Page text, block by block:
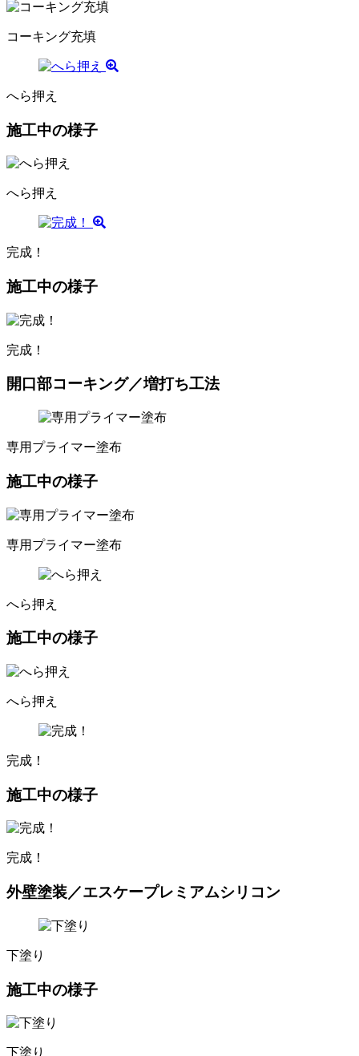
コーキング充填
へら押え
施工中の様子
へら押え
完成！
施工中の様子
完成！
開口部コーキング／増打ち工法
専用プライマー塗布
施工中の様子
専用プライマー塗布
へら押え
施工中の様子
へら押え
完成！
施工中の様子
完成！
外壁塗装／エスケープレミアムシリコン
下塗り
施工中の様子
下塗り